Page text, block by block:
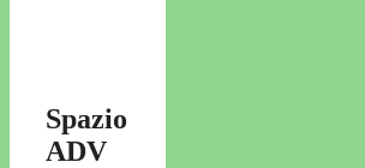
Spazio
ADV